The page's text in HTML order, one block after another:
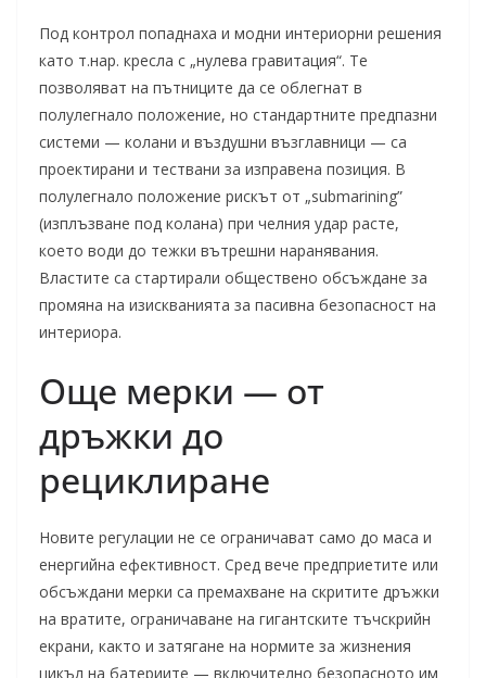
Под контрол попаднаха и модни интериорни решения
като т.нар. кресла с „нулева гравитация“. Те
позволяват на пътниците да се облегнат в
полулегнало положение, но стандартните предпазни
системи — колани и въздушни възглавници — са
проектирани и тествани за изправена позиция. В
полулегнало положение рискът от „submarining”
(изплъзване под колана) при челния удар расте,
което води до тежки вътрешни наранявания.
Властите са стартирали обществено обсъждане за
промяна на изискванията за пасивна безопасност на
интериора.
Още мерки — от
дръжки до
рециклиране
Новите регулации не се ограничават само до маса и
енергийна ефективност. Сред вече предприетите или
обсъждани мерки са премахване на скритите дръжки
на вратите, ограничаване на гигантските тъчскрийн
екрани, както и затягане на нормите за жизнения
цикъл на батериите — включително безопасното им